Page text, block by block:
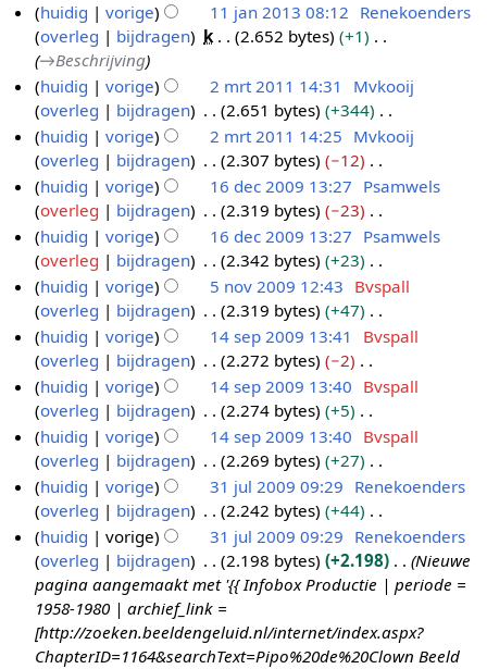
1n
1
k
0
3n
0
3
huidig vorige 11 jan 2013 08:12 Renekoenders
overleg
bijdragen k 2.652 bytes
+1
→Beschrijving
m
0
1
huidig vorige 2 mrt 2011 14:31
Mvkooij
overleg
bijdragen 2.651 bytes
+344
G
e
e
n
b
e
w
e
r
k
i
n
g
s
s
a
m
e
n
v
a
t
t
huidig vorige 2 mrt 2011 14:25 Mvkooij
overleg
bijdragen 2.307 bytes
−12
G
e
e
n
b
e
w
e
r
k
i
n
g
s
s
a
m
e
n
v
a
6
e
2
0
huidig vorige 16 dec 2009 13:27 Psamwels
overleg
bijdragen 2.319 bytes
−23
G
e
e
n
b
e
w
e
r
k
i
n
g
s
s
a
m
e
n
huidig vorige 16 dec 2009 13:27 Psamwels
overleg
bijdragen 2.342 bytes
+23
G
e
e
n
b
e
w
e
r
k
i
n
g
s
s
a
n
v
0
9
huidig vorige 5 nov 2009 12:43 Bvspall
overleg
bijdragen 2.319 bytes
+47
G
e
e
n
b
e
w
e
r
k
i
n
g
s
4
e
2
0
huidig vorige 14 sep 2009 13:41
Bvspall
overleg
bijdragen 2.272 bytes
−2
G
e
e
n
b
e
w
e
r
k
i
n
huidig vorige 14 sep 2009 13:40 Bvspall
overleg
bijdragen 2.274 bytes
+5
G
e
e
n
b
e
w
e
r
k
huidig vorige 14 sep 2009 13:40 Bvspall
overleg
bijdragen 2.269 bytes
+27
G
e
e
n
b
e
w
e
1
huidig vorige 31 jul 2009 09:29 Renekoenders
overleg
bijdragen 2.242 bytes
+44
G
e
e
n
b
e
huidig vorige 31 jul 2009 09:29 Renekoenders
overleg
bijdragen 2.198 bytes +2.198
Nieuwe
pagina aangemaakt met '{{ Infobox Productie | periode =
1958-1980 | archief_link =
[http://zoeken.beeldengeluid.nl/internet/index.aspx?
ChapterID=1164&searchText=Pipo%20de%20Clown Beeld